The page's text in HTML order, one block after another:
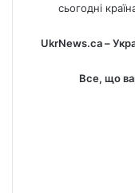
сьогодні
UkrNews.ca –
Все, що